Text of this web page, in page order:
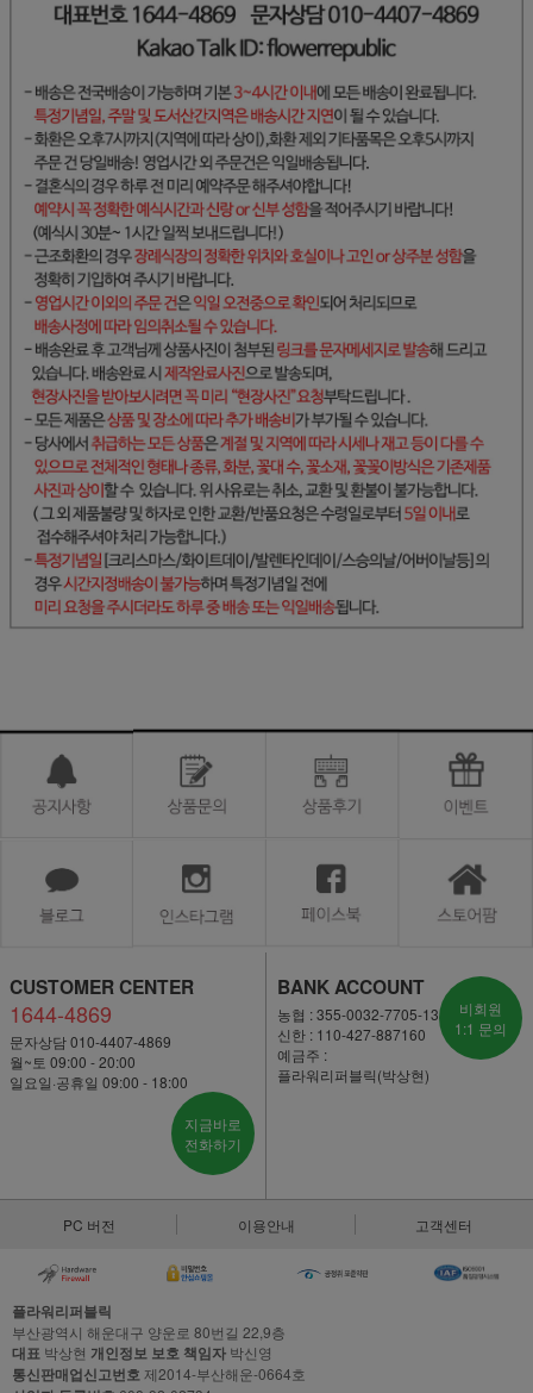
CUSTOMER CENTER
1644-4869
문자상담 010-4407-4869
월~토 09:00 - 20:00
일요일·공휴일 09:00 - 18:00
지금바로
전화하기
BANK ACCOUNT
농협 : 355-0032-7705-13
신한 : 110-427-887160
예금주 :
플라워리퍼블릭(박상현)
비회원
1:1 문의
PC 버전 이용안내 고객센터
플라워리퍼블릭
부산광역시 해운대구 양운로 80번길 22,9층
대표 박상현 개인정보 보호 책임자 박신영
통신판매업신고번호제2014-부산해운-0664호